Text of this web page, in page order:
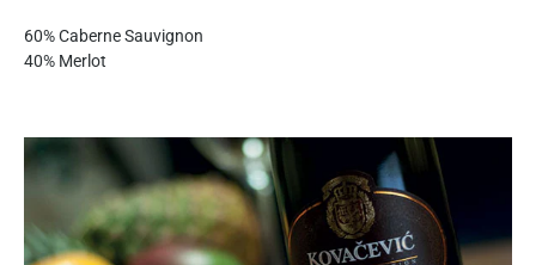
60% Caberne Sauvignon
40% Merlot